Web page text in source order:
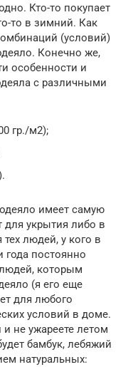
Кто-то покупает
то в зимний. Как
(условий)
Конечно же,
особенности и
с различными
гр./м2);
имеет самую
для укрытия либо в
людей, у кого в
года постоянно
людей, которым
(я его еще
для любого
условий в доме.
не ужареете летом
бамбук, лебяжий
натуральных: